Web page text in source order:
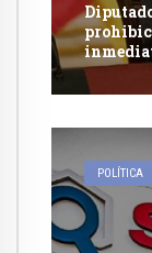
POLÍTICA